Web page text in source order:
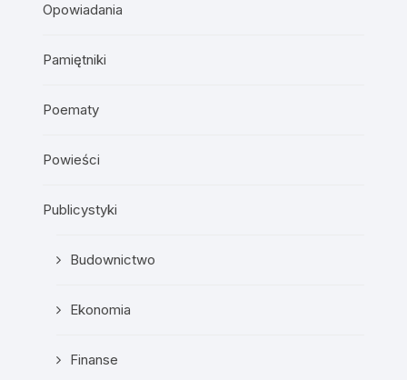
Opowiadania
Pamiętniki
Poematy
Powieści
Publicystyki
Budownictwo
Ekonomia
Finanse